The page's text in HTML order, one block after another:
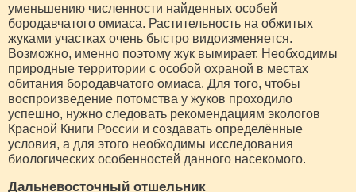
уменьшению численности найденных особей
бородавчатого омиаса. Растительность на обжитых
жуками участках очень быстро видоизменяется.
Возможно, именно поэтому жук вымирает. Необходимы
природные территории с особой охраной в местах
обитания бородавчатого омиаса. Для того, чтобы
воспроизведение потомства у жуков проходило
успешно, нужно следовать рекомендациям экологов
Красной Книги России и создавать определённые
условия, а для этого необходимы исследования
биологических особенностей данного насекомого.
Дальневосточный отшельник